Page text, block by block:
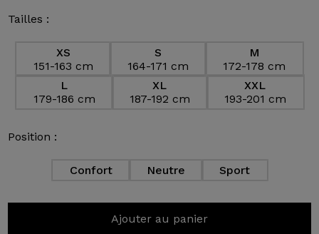
Tailles :
XS
151-163 cm
S
164-171 cm
M
172-178 cm
L
179-186 cm
XL
187-192 cm
XXL
193-201 cm
Position :
Confort Neutre Sport
Ajouter au panier